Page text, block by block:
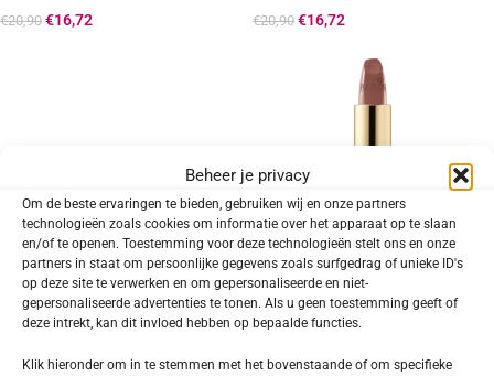
Beheer je privacy
Om de beste ervaringen te bieden, gebruiken wij en onze partners
technologieën zoals cookies om informatie over het apparaat op te slaan
en/of te openen. Toestemming voor deze technologieën stelt ons en onze
partners in staat om persoonlijke gegevens zoals surfgedrag of unieke ID's
op deze site te verwerken en om gepersonaliseerde en niet-
gepersonaliseerde advertenties te tonen. Als u geen toestemming geeft of
deze intrekt, kan dit invloed hebben op bepaalde functies.
Klik hieronder om in te stemmen met het bovenstaande of om specifieke
€20,90 €16,72 €20,90 €16,72
-20%
Eyebrow Pencil 01 light brown
-20%
Matte Lipstick 12 so natural matte